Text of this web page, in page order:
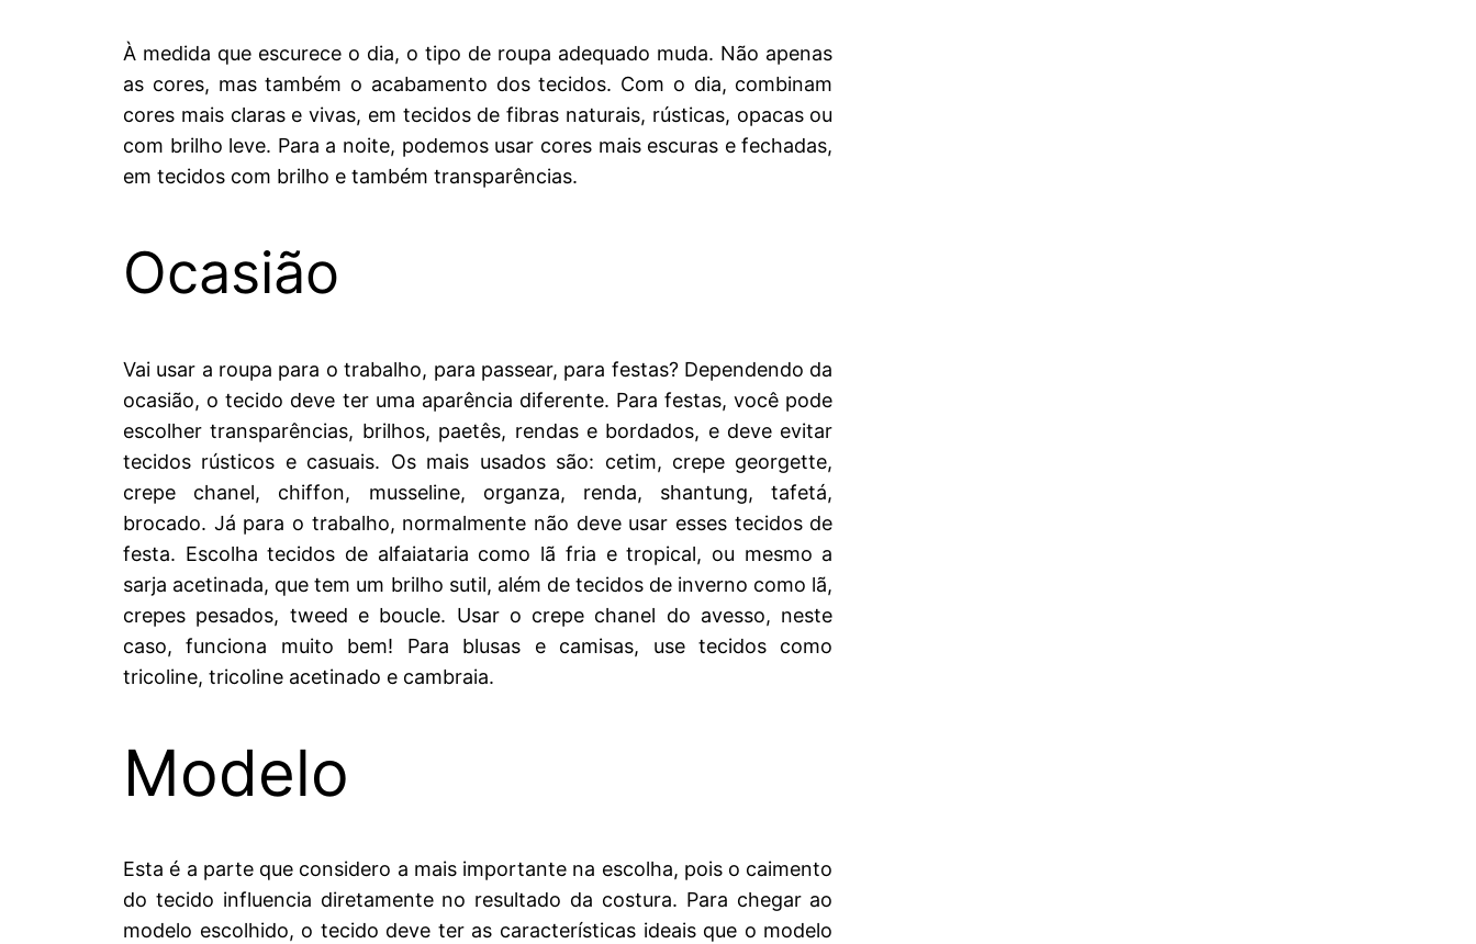
À medida que escurece o dia, o tipo de roupa adequado muda. Não apenas
as cores, mas também o acabamento dos tecidos. Com o dia, combinam
cores mais claras e vivas, em tecidos de fibras naturais, rústicas, opacas ou
com brilho leve. Para a noite, podemos usar cores mais escuras e fechadas,
em tecidos com brilho e também transparências.
Ocasião
Vai usar a roupa para o trabalho, para passear, para festas? Dependendo da
ocasião, o tecido deve ter uma aparência diferente. Para festas, você pode
escolher transparências, brilhos, paetês, rendas e bordados, e deve evitar
tecidos rústicos e casuais. Os mais usados são: cetim, crepe georgette,
crepe chanel, chiffon, musseline, organza, renda, shantung, tafetá,
brocado. Já para o trabalho, normalmente não deve usar esses tecidos de
festa. Escolha tecidos de alfaiataria como lã fria e tropical, ou mesmo a
sarja acetinada, que tem um brilho sutil, além de tecidos de inverno como lã,
crepes pesados, tweed e boucle. Usar o crepe chanel do avesso, neste
caso, funciona muito bem! Para blusas e camisas, use tecidos como
tricoline, tricoline acetinado e cambraia.
Modelo
Esta é a parte que considero a mais importante na escolha, pois o caimento
do tecido influencia diretamente no resultado da costura. Para chegar ao
modelo escolhido, o tecido deve ter as características ideais que o modelo